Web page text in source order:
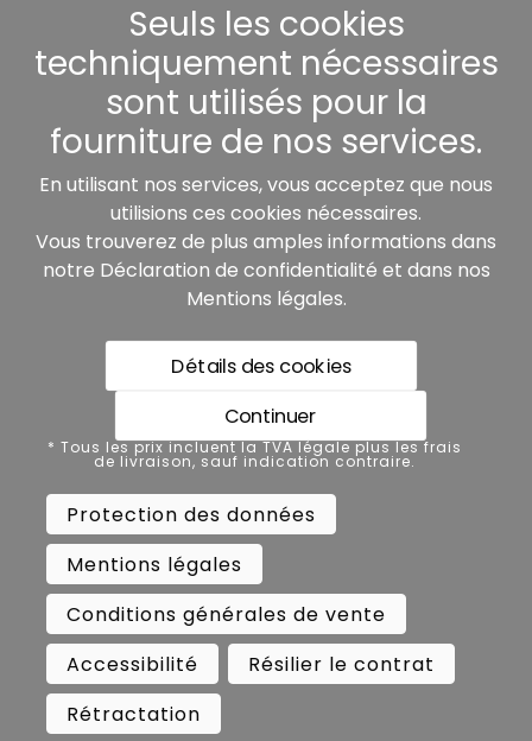
Nos partenaires:
* Tous les prix incluent la TVA légale plus les frais de
livraison, sauf indication contraire.
Protection des données
Mentions légales
Conditions générales de vente
Accessibilité
Résilier le contrat
Rétractation
Copyright ©Busch.
All Rights Reserved.
Seuls les cookies
techniquement nécessaires
sont utilisés pour la
fourniture de nos services.
En utilisant nos services, vous acceptez que nous
utilisions ces cookies nécessaires.
Vous trouverez de plus amples informations dans
notre Déclaration de confidentialité et dans nos
Mentions légales.
Détails des cookies
Continuer
* Tous les prix incluent la TVA légale plus les frais
de livraison, sauf indication contraire.
Protection des données
Mentions légales
Conditions générales de vente
Accessibilité
Résilier le contrat
Rétractation